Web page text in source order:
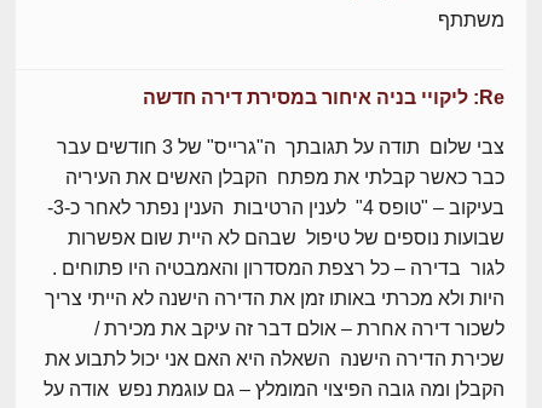
משתתף
Re: ליקויי בניה איחור במסירת דירה חדשה
צבי שלום תודה על תגובתך ה"גרייס" של 3 חודשים עבר
כבר כאשר קבלתי את מפתח הקבלן האשים את העיריה
בעיקוב – "טופס 4" לענין הרטיבות הענין נפתר לאחר כ-3-
שבועות נוספים של טיפול שבהם לא היית שום אפשרות
לגור בדירה – כל רצפת המסדרון והאמבטיה היו פתוחים .
היות ולא מכרתי באותו זמן את הדירה הישנה לא הייתי צריך
לשכור דירה אחרת – אולם דבר זה עיקב את מכירת /
שכירת הדירה הישנה השאלה היא האם אני יכול לתבוע את
הקבלן ומה גובה הפיצוי המומלץ – גם עוגמת נפש אודה על